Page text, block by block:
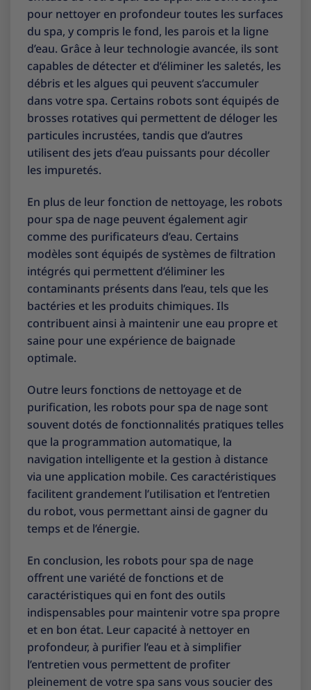
pour nettoyer en profondeur toutes les surfaces
du spa, y compris le fond, les parois et la ligne
d’eau. Grâce à leur technologie avancée, ils sont
capables de détecter et d’éliminer les saletés, les
débris et les algues qui peuvent s’accumuler
dans votre spa. Certains robots sont équipés de
brosses rotatives qui permettent de déloger les
particules incrustées, tandis que d’autres
utilisent des jets d’eau puissants pour décoller
les impuretés.
En plus de leur fonction de nettoyage, les robots
pour spa de nage peuvent également agir
comme des purificateurs d’eau. Certains
modèles sont équipés de systèmes de filtration
intégrés qui permettent d’éliminer les
contaminants présents dans l’eau, tels que les
bactéries et les produits chimiques. Ils
contribuent ainsi à maintenir une eau propre et
saine pour une expérience de baignade
optimale.
Outre leurs fonctions de nettoyage et de
purification, les robots pour spa de nage sont
souvent dotés de fonctionnalités pratiques telles
que la programmation automatique, la
navigation intelligente et la gestion à distance
via une application mobile. Ces caractéristiques
facilitent grandement l’utilisation et l’entretien
du robot, vous permettant ainsi de gagner du
temps et de l’énergie.
En conclusion, les robots pour spa de nage
offrent une variété de fonctions et de
caractéristiques qui en font des outils
indispensables pour maintenir votre spa propre
et en bon état. Leur capacité à nettoyer en
profondeur, à purifier l’eau et à simplifier
l’entretien vous permettent de profiter
pleinement de votre spa sans vous soucier des